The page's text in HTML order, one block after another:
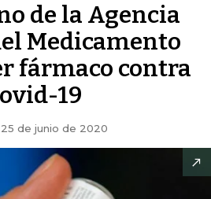
de la Agencia
Medicamento
fármaco contra
19
de junio de 2020